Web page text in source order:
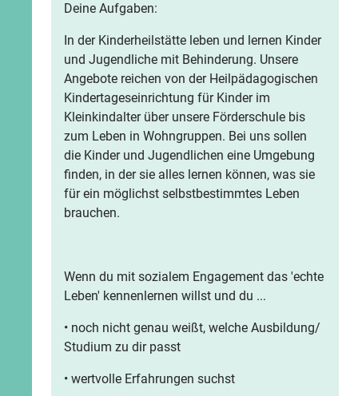
Deine Aufgaben:
In der Kinderheilstätte leben und lernen Kinder
und Jugendliche mit Behinderung. Unsere
Angebote reichen von der Heilpädagogischen
Kindertageseinrichtung für Kinder im
Kleinkindalter über unsere Förderschule bis
zum Leben in Wohngruppen. Bei uns sollen
die Kinder und Jugendlichen eine Umgebung
finden, in der sie alles lernen können, was sie
für ein möglichst selbstbestimmtes Leben
brauchen.
Wenn du mit sozialem Engagement das 'echte
Leben' kennenlernen willst und du ...
• noch nicht genau weißt, welche Ausbildung/
Studium zu dir passt
• wertvolle Erfahrungen suchst